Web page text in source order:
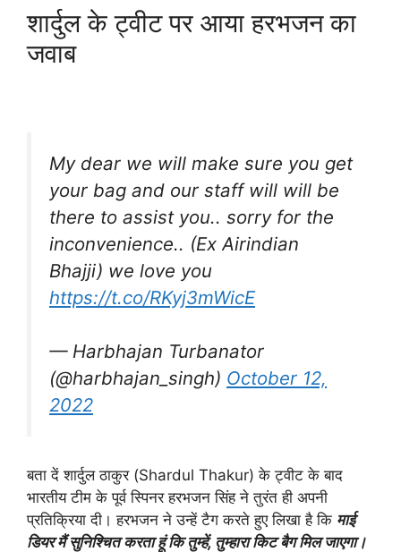
शार्दुल के ट्वीट पर आया हरभजन का
जवाब
My dear we will make sure you get
your bag and our staff will will be
there to assist you.. sorry for the
inconvenience.. (Ex Airindian
Bhajji) we love you
https://t.co/RKyj3mWicE
— Harbhajan Turbanator
(@harbhajan_singh) October 12,
2022
बता दें शार्दुल ठाकुर (Shardul Thakur) के ट्वीट के बाद
भारतीय टीम के पूर्व स्पिनर हरभजन सिंह ने तुरंत ही अपनी
प्रतिक्रिया दी। हरभजन ने उन्हें टैग करते हुए लिखा है कि माई
डियर मैं सुनिश्चित करता हूं कि तुम्हें, तुम्हारा किट बैग मिल जाएगा।